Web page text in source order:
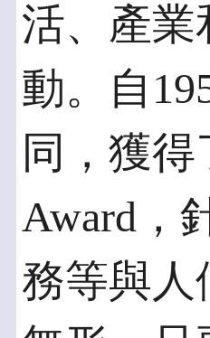
活、產業
動。自
同，獲得
Award，
務等與人